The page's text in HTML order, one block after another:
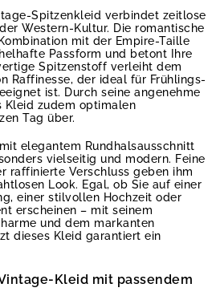
Spitzenkleid verbindet zeitlose
Western-Kultur. Die romantische
mit der Empire-Taille
Passform und betont Ihre
Spitzenstoff verleiht dem
Raffinesse, der ideal für Frühlings-
ist. Durch seine angenehme
Kleid zudem optimalen
Tag über.
elegantem Rundhalsausschnitt
vielseitig und modern. Feine
raffinierte Verschluss geben ihm
Look. Egal, ob Sie auf einer
einer stilvollen Hochzeit oder
erscheinen – mit seinem
und dem markanten
dieses Kleid garantiert ein
Kleid mit passendem